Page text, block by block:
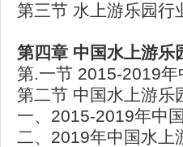
第三节 水上游乐园行
第四章 中国水上游乐
第.一节 2015-2019
第二节 中国水上游乐
一、2015-2019年中
二、2019年中国水上